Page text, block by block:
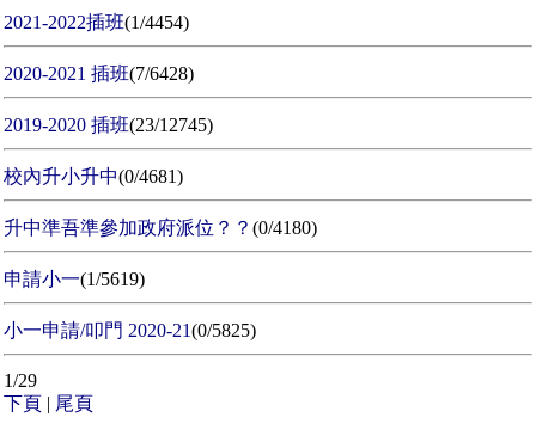
2021-2022插班(1/4454)
2020-2021 插班(7/6428)
2019-2020 插班(23/12745)
校內升小升中(0/4681)
升中準吾準參加政府派位？？ (0/4180)
申請小一(1/5619)
小一申請/叩門 2020-21(0/5825)
1/29
下頁 | 尾頁